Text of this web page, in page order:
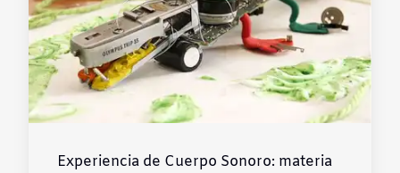
Experiencia de Cuerpo Sonoro: materia